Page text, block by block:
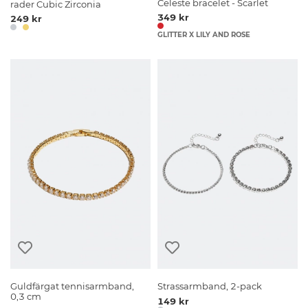
rader Cubic Zirconia
249 kr
Celeste bracelet - Scarlet
349 kr
GLITTER X LILY AND ROSE
Guldfärgat tennisarmband,
0,3 cm
Strassarmband, 2-pack
149 kr